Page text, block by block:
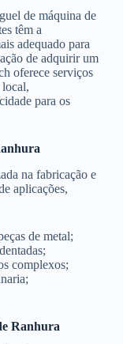
de máquina de
têm a
adequado para
de adquirir um
oferece serviços
local,
para os
na fabricação e
aplicações,
de metal;
complexos;
Ranhura